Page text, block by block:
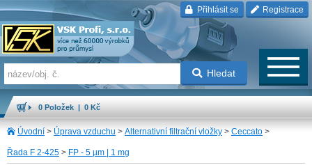
Přihlásit se Registrace
Hledat
0 Položek | 0 Kč
Úvodní > Úprava vzduchu > Alternativní filtrační vložky > Ceccato >
Řada F 2-425 > FP - 5 µm | 1 mg